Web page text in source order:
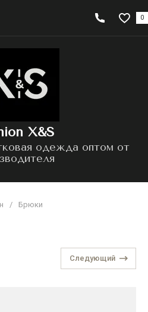
0
X&S
одежда оптом от
/ Брюки
Следующий